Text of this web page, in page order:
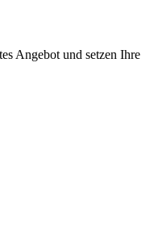
Angebot und setzen Ihre